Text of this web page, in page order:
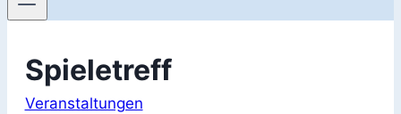
Spieletreff
Veranstaltungen